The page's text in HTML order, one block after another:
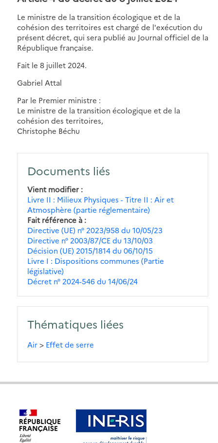
Le ministre de la transition écologique et de la
cohésion des territoires est chargé de l'exécution du
présent décret, qui sera publié au Journal officiel de la
République française.
Fait le 8 juillet 2024.
Gabriel Attal
Par le Premier ministre :
Le ministre de la transition écologique et de la
cohésion des territoires,
Christophe Béchu
Documents liés
Vient modifier
Livre II : Milieux Physiques - Titre II : Air et
Atmosphère (partie réglementaire)
Fait référence à
Directive (UE) n° 2023/958 du 10/05/23
Directive n° 2003/87/CE du 13/10/03
Décision (UE) 2015/1814 du 06/10/15
Livre I : Dispositions communes (Partie
législative)
Décret n° 2024-546 du 14/06/24
Thématiques liées
Air> Effet de serre